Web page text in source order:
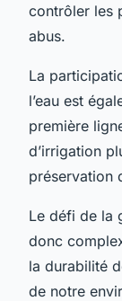
contrôler les
abus.
La
l’eau est
première
d’irrigation
préservation
Le défi de la
donc
la durabilité
de notre